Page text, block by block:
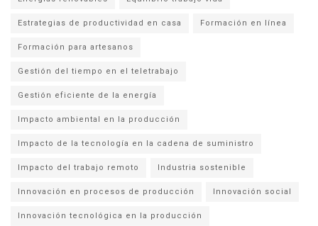
Estrategias de productividad en casa Formación en línea
Formación para artesanos
Gestión del tiempo en el teletrabajo
Gestión eficiente de la energía
Impacto ambiental en la producción
Impacto de la tecnología en la cadena de suministro
Impacto del trabajo remoto Industria sostenible
Innovación en procesos de producción Innovación social
Innovación tecnológica en la producción